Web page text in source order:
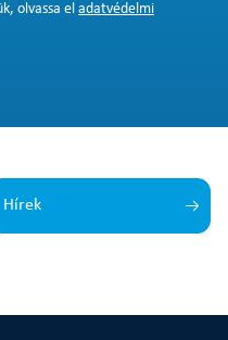
olvassa el adatvédelmi
Hírek